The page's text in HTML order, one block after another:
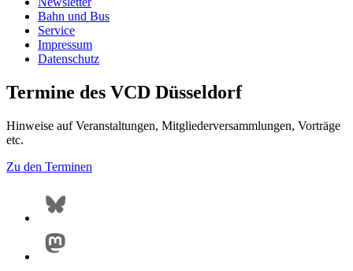
Bahn und Bus
Service
Impressum
Datenschutz
Termine des VCD Düsseldorf
Hinweise auf Veranstaltungen, Mitgliederversammlungen, Vorträge
etc.
Zu den Terminen